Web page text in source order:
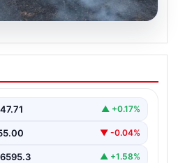
ormanlık alana
altına alındı
bölgede henüz
47.71 ▲ +0.17%
▼ -0.04%
6595.3 ▲ +1.58%